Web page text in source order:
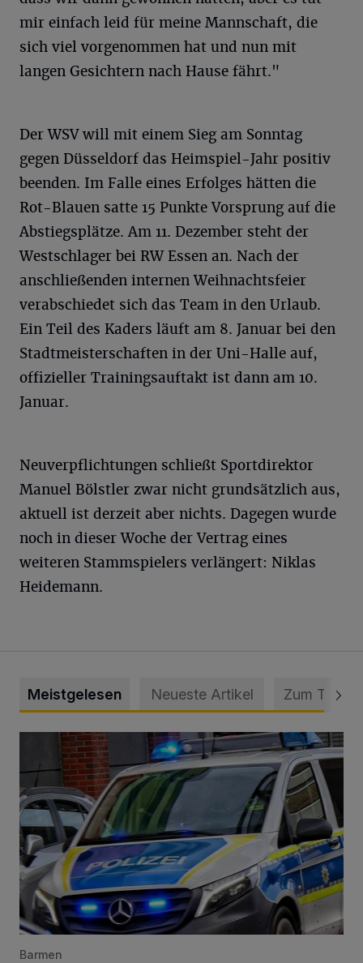
mir einfach leid für meine Mannschaft, die
sich viel vorgenommen hat und nun mit
langen Gesichtern nach Hause fährt."
Der WSV will mit einem Sieg am Sonntag
gegen Düsseldorf das Heimspiel-Jahr positiv
beenden. Im Falle eines Erfolges hätten die
Rot-Blauen satte 15 Punkte Vorsprung auf die
Abstiegsplätze. Am 11. Dezember steht der
Westschlager bei RW Essen an. Nach der
anschließenden internen Weihnachtsfeier
verabschiedet sich das Team in den Urlaub.
Ein Teil des Kaders läuft am 8. Januar bei den
Stadtmeisterschaften in der Uni-Halle auf,
offizieller Trainingsauftakt ist dann am 10.
Januar.
Neuverpflichtungen schließt Sportdirektor
Manuel Bölstler zwar nicht grundsätzlich aus,
aktuell ist derzeit aber nichts. Dagegen wurde
noch in dieser Woche der Vertrag eines
weiteren Stammspielers verlängert: Niklas
Heidemann.
Meistgelesen Neueste Artikel Zum Thema
Mann beschädigt Autos in Parkhaus
Barmen